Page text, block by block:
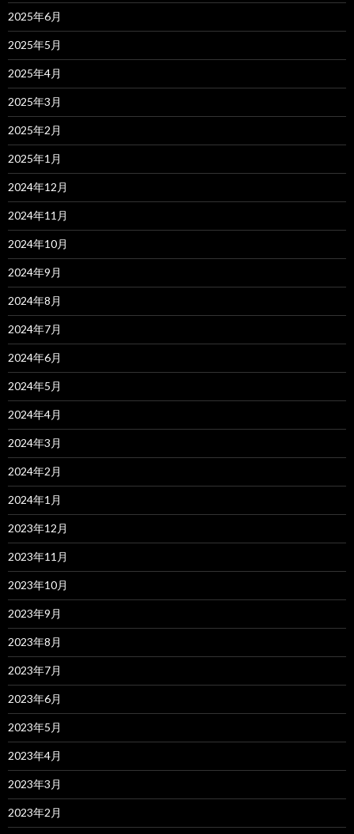
2025年6月
2025年5月
2025年4月
2025年3月
2025年2月
2025年1月
2024年12月
2024年11月
2024年10月
2024年9月
2024年8月
2024年7月
2024年6月
2024年5月
2024年4月
2024年3月
2024年2月
2024年1月
2023年12月
2023年11月
2023年10月
2023年9月
2023年8月
2023年7月
2023年6月
2023年5月
2023年4月
2023年3月
2023年2月